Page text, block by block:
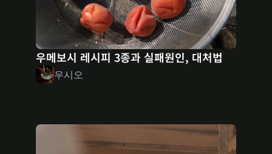
우메보시 레시피 3종과 실패원인, 대처법
우시오